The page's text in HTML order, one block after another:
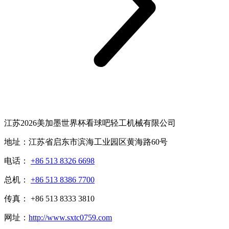
江苏2026美加墨世界杯看球吧轻工机械有限公司
地址：江苏省启东市滨海工业园区黄海路60号
电话： +86 513 8326 6698
总机： +86 513 8386 7700
传真： +86 513 8333 3810
网址： http://www.sxtc0759.com